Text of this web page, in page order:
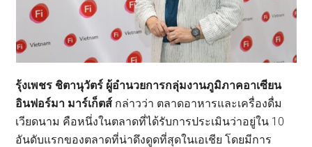
รุ้งเพชร ชิตานุวัตร์ ผู้อำนวยการกลุ่มงานภูมิภาคอาเซียน
อินฟอร์มา มาร์เก็ตส์ กล่าวว่า ตลาดอาหารและเครื่องดื่ม
เวียดนาม คือหนึ่งในตลาดที่ได้รับการประเมินว่าอยู่ใน 10
อันดับแรกของตลาดที่น่าดึงดูดที่สุดในเอเชีย โดยมีการ